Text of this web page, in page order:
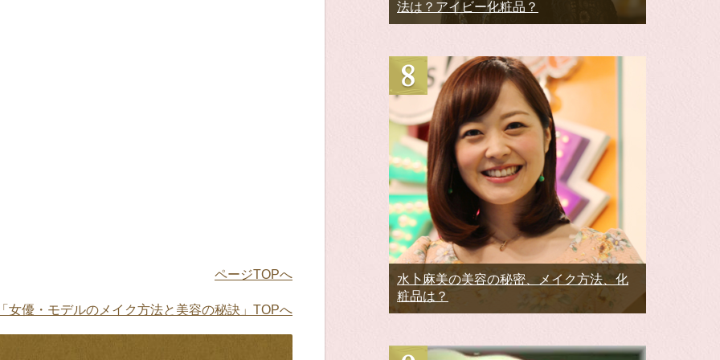
ページTOPへ
女優・モデルのメイク方法と美容の秘訣」TOPへ
法は？アイビー化粧品？
水卜麻美の美容の秘密、メイク方法、化
粧品は？